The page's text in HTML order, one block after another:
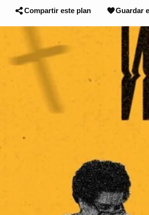
Compartir este plan Guardar